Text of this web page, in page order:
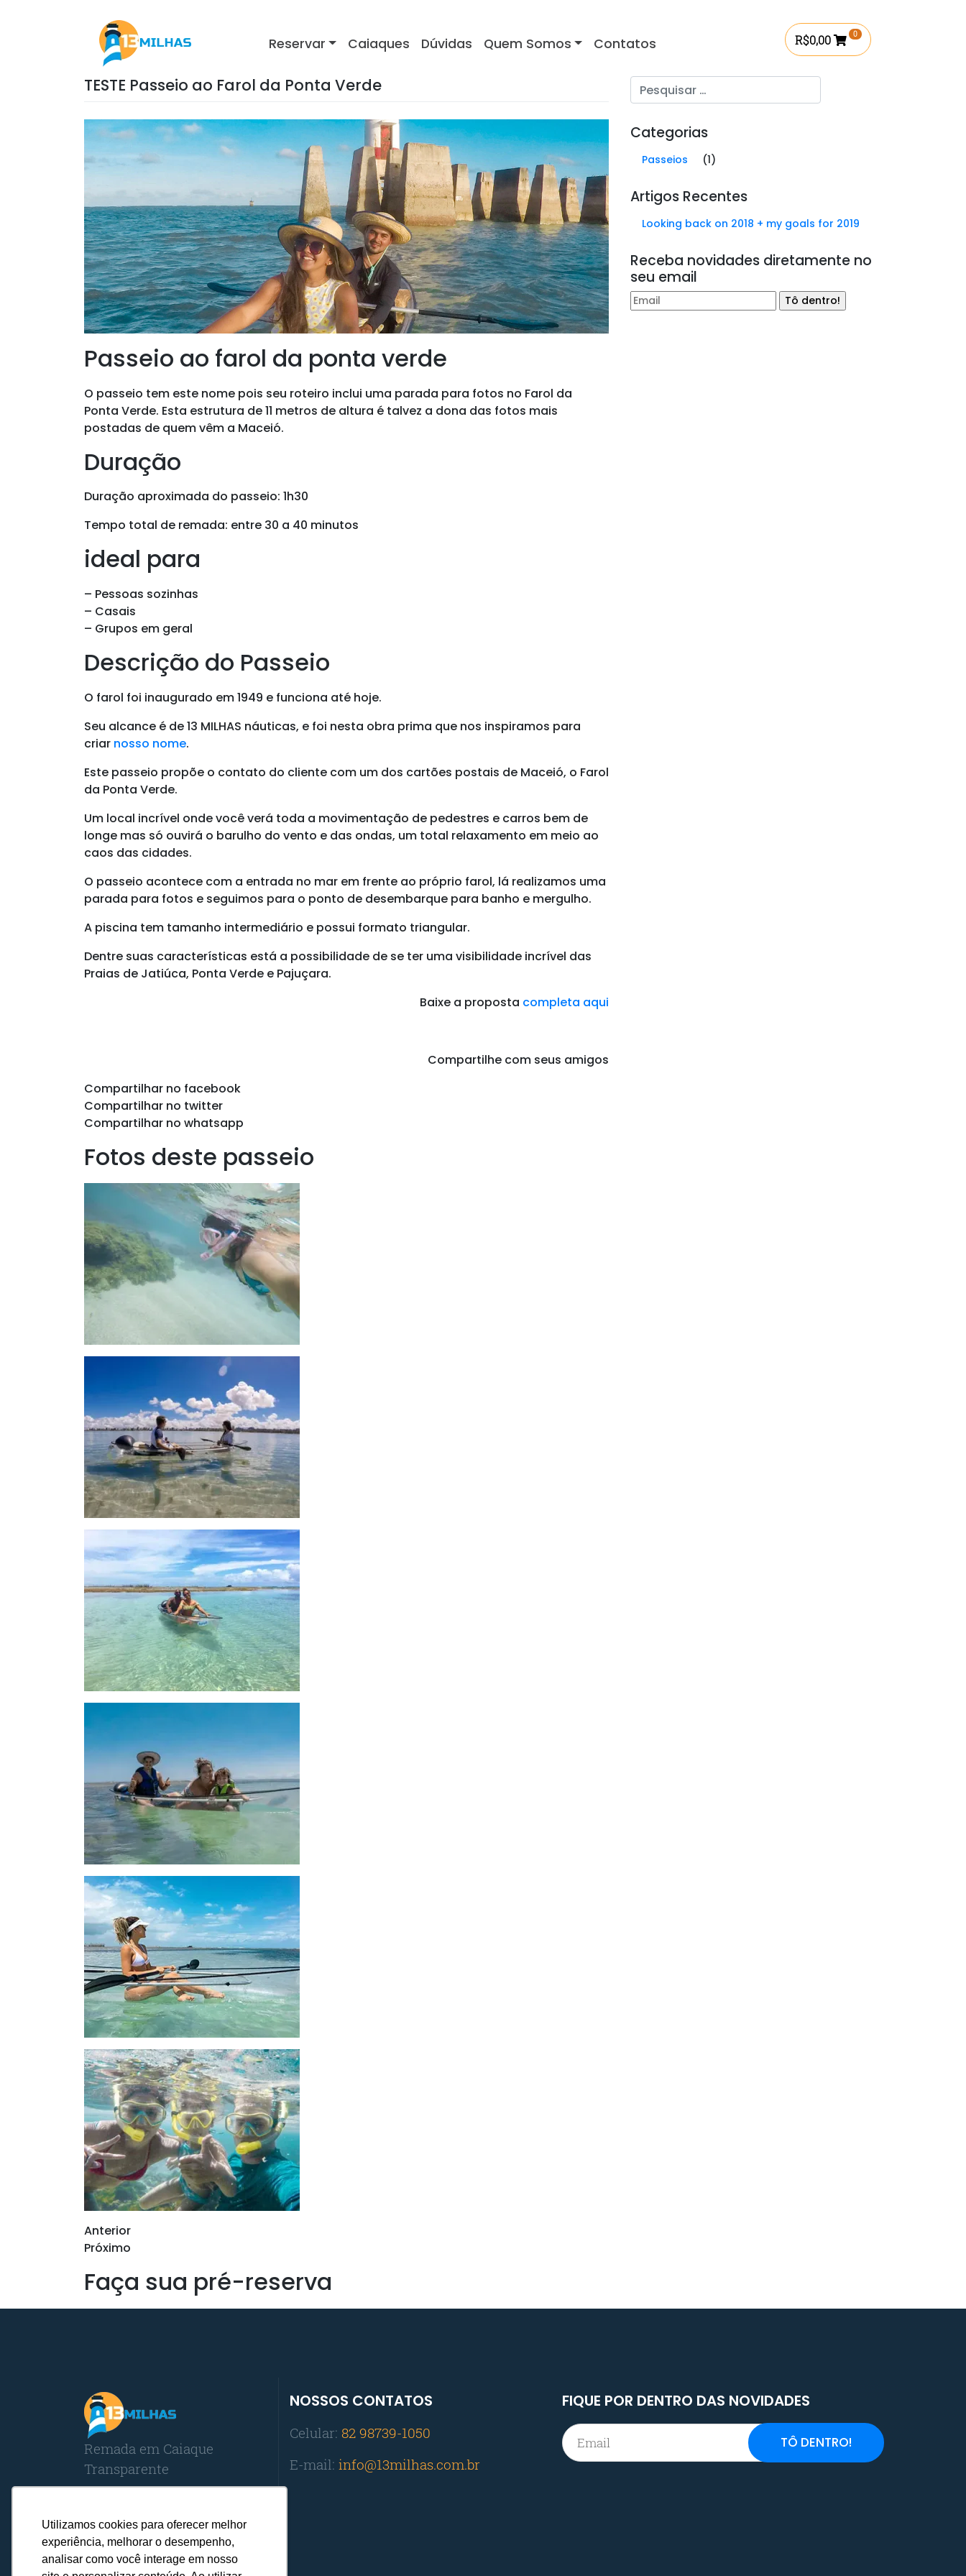
Utilizamos cookies para oferecer melhor
experiência, melhorar o desempenho,
analisar como você interage em nosso
Reservar Caiaques Dúvidas Quem Somos Contatos R$0,00 0
TESTE Passeio ao Farol da Ponta Verde
Passeio ao farol da ponta verde
O passeio tem este nome pois seu roteiro inclui uma parada para fotos no Farol da
Ponta Verde. Esta estrutura de 11 metros de altura é talvez a dona das fotos mais
postadas de quem vêm a Maceió.
Duração
Duração aproximada do passeio: 1h30
Tempo total de remada: entre 30 a 40 minutos
ideal para
– Pessoas sozinhas
– Casais
– Grupos em geral
Descrição do Passeio
O farol foi inaugurado em 1949 e funciona até hoje.
Seu alcance é de 13 MILHAS náuticas, e foi nesta obra prima que nos inspiramos para
criar nosso nome.
Este passeio propõe o contato do cliente com um dos cartões postais de Maceió, o Farol
da Ponta Verde.
Um local incrível onde você verá toda a movimentação de pedestres e carros bem de
longe mas só ouvirá o barulho do vento e das ondas, um total relaxamento em meio ao
caos das cidades.
O passeio acontece com a entrada no mar em frente ao próprio farol, lá realizamos uma
parada para fotos e seguimos para o ponto de desembarque para banho e mergulho.
A piscina tem tamanho intermediário e possui formato triangular.
Dentre suas características está a possibilidade de se ter uma visibilidade incrível das
Praias de Jatiúca, Ponta Verde e Pajuçara.
Baixe a proposta completa aqui
Compartilhe com seus amigos
Compartilhar no facebook
Compartilhar no twitter
Compartilhar no whatsapp
Fotos deste passeio
Anterior
Próximo
Faça sua pré-reserva
Categorias
Passeios (1)
Artigos Recentes
Looking back on 2018 + my goals for 2019
Receba novidades diretamente no
seu email
Remada em Caiaque
Transparente
NOSSOS CONTATOS
Celular: 82 98739-1050
E-mail: info@13milhas.com.br
FIQUE POR DENTRO DAS NOVIDADES